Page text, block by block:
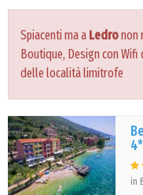
Spiacenti ma a Ledronon
Boutique, Design con
delle località limitrofe
in